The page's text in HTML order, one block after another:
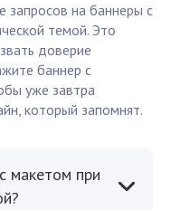
запросов на баннеры с
темой. Это
доверие
баннер с
уже завтра
который запомнят.
макетом при